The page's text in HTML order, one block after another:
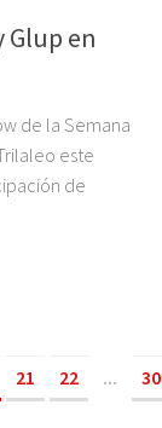
Glup en
de la Semana
este
de
21 22 ...
30